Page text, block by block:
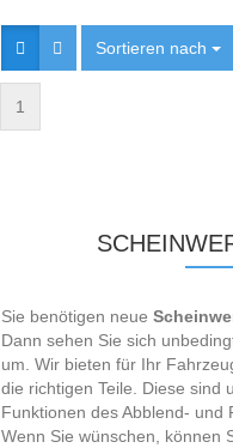
Sortieren nach
Sortieren nach
1
Sie benötigen neue
Dann sehen Sie sich
um. Wir bieten für Ihr
die richtigen Teile. Diese sind
Funktionen des Abblend- und
Wenn Sie wünschen, können